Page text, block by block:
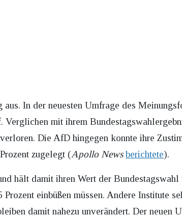
In der neuesten Umfrage des
mit ihrem
Die AfD hingegen konnte ihre
zugelegt (Apollo News berichtete).
hält damit ihren Wert der
einbüßen müssen. Andere Institute
damit nahezu unverändert. Der